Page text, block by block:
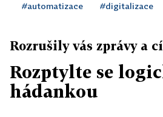
#automatizace #digitalizace
Rozrušily vás zprávy a
Rozptylte se
hádankou